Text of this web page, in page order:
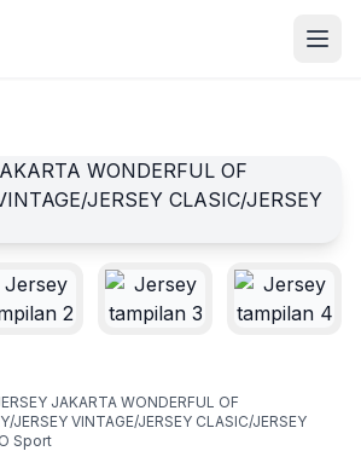
JAKARTA WONDERFUL OF
JERSEY VINTAGE/JERSEY CLASIC/JERSEY
Sport